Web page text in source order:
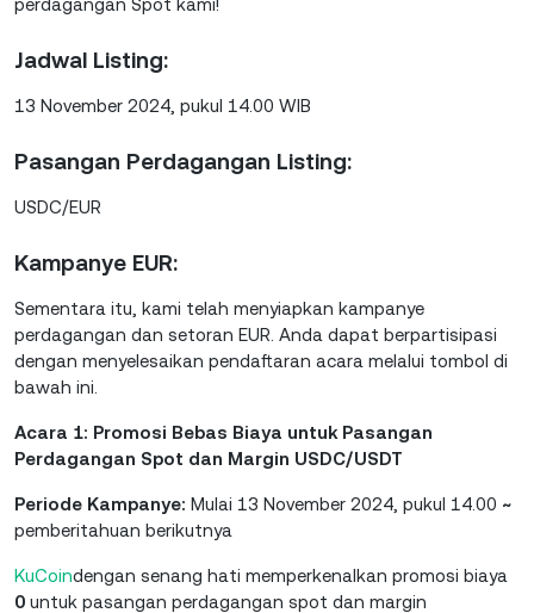
Jadwal Listing:
13 November 2024, pukul 14.00 WIB
Pasangan Perdagangan Listing:
USDC/EUR
Kampanye EUR:
Sementara itu, kami telah menyiapkan kampanye
perdagangan dan setoran EUR. Anda dapat berpartisipasi
dengan menyelesaikan pendaftaran acara melalui tombol di
bawah ini.
Acara 1: Promosi Bebas Biaya untuk Pasangan
Perdagangan Spot dan Margin USDC/USDT
Periode Kampanye: Mulai 13 November 2024, pukul 14.00 ~
pemberitahuan berikutnya
KuCoindengan senang hati memperkenalkan promosi biaya
0 untuk pasangan perdagangan spot dan margin